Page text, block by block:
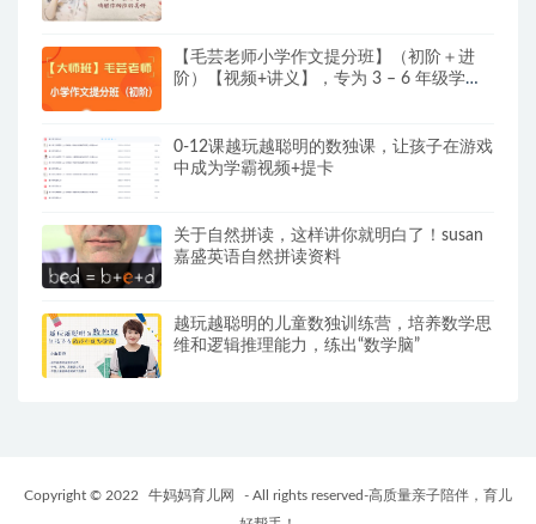
【毛芸老师小学作文提分班】（初阶＋进
阶）【视频+讲义】，专为 3 – 6 年级学员
0-12课越玩越聪明的数独课，让孩子在游戏
中成为学霸视频+提卡
关于自然拼读，这样讲你就明白了！susan
嘉盛英语自然拼读资料
越玩越聪明的儿童数独训练营，培养数学思
维和逻辑推理能力，练出“数学脑”
Copyright © 2022 牛妈妈育儿网
- All rights reserved-高质量亲子陪伴，育儿